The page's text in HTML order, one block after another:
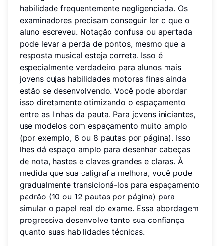
habilidade frequentemente negligenciada. Os
examinadores precisam conseguir ler o que o
aluno escreveu. Notação confusa ou apertada
pode levar a perda de pontos, mesmo que a
resposta musical esteja correta. Isso é
especialmente verdadeiro para alunos mais
jovens cujas habilidades motoras finas ainda
estão se desenvolvendo. Você pode abordar
isso diretamente otimizando o espaçamento
entre as linhas da pauta. Para jovens iniciantes,
use modelos com espaçamento muito amplo
(por exemplo, 6 ou 8 pautas por página). Isso
lhes dá espaço amplo para desenhar cabeças
de nota, hastes e claves grandes e claras. À
medida que sua caligrafia melhora, você pode
gradualmente transicioná-los para espaçamento
padrão (10 ou 12 pautas por página) para
simular o papel real do exame. Essa abordagem
progressiva desenvolve tanto sua confiança
quanto suas habilidades técnicas.